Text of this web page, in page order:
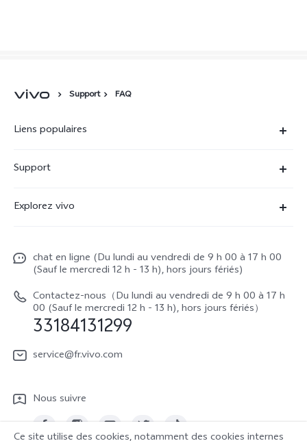
Support FAQ
Liens populaires
V23 5G
Y22s
Y35
Support
Centre de services
Authentification IMEI
Prix des réparations hors garantie
Demande de retour en réparation-ICP
Demande de retour en réparation-SBE
Manuel de l'utilisateur
Mise à jour du système
Explorez vivo
La vie chez vivo
vivo netiquette
About Us
Centre de confidentialité vivo
chat en ligne (Du lundi au vendredi de 9 h 00 à 17 h 00
(Sauf le mercredi 12 h - 13 h), hors jours fériés)
Contactez-nous（Du lundi au vendredi de 9 h 00 à 17 h
00 (Sauf le mercredi 12 h - 13 h), hors jours fériés）
33184131299
service@fr.vivo.com
Nous suivre